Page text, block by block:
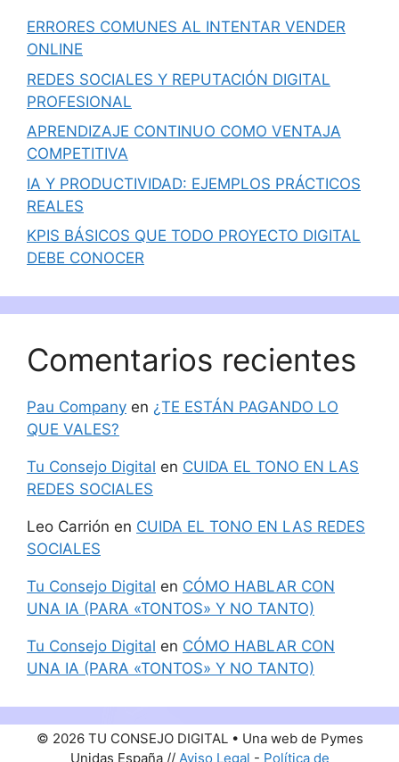
ERRORES COMUNES AL INTENTAR VENDER
ONLINE
REDES SOCIALES Y REPUTACIÓN DIGITAL
PROFESIONAL
APRENDIZAJE CONTINUO COMO VENTAJA
COMPETITIVA
IA Y PRODUCTIVIDAD: EJEMPLOS PRÁCTICOS
REALES
KPIS BÁSICOS QUE TODO PROYECTO DIGITAL
DEBE CONOCER
Comentarios recientes
Pau Company en ¿TE ESTÁN PAGANDO LO
QUE VALES?
Tu Consejo Digital en CUIDA EL TONO EN LAS
REDES SOCIALES
Leo Carrión en CUIDA EL TONO EN LAS REDES
SOCIALES
Tu Consejo Digital en CÓMO HABLAR CON
UNA IA (PARA «TONTOS» Y NO TANTO)
Tu Consejo Digital en CÓMO HABLAR CON
UNA IA (PARA «TONTOS» Y NO TANTO)
© 2026 TU CONSEJO DIGITAL • Una web de Pymes
Unidas España // Aviso Legal - Política de